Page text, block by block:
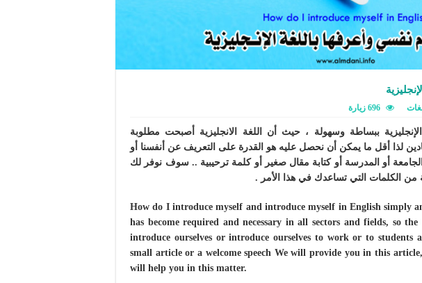
696 زيارة
ببساطة وسهولة ، حيث أن اللغة الانجليزية أصبحت مطلوبة
لذا أقل ما يمكن أن نحصل عليه هو القدرة على التعريف عن أنفسنا أو
أو المدرسة أو كتابة مقال صغير أو كلمة ترحيبية .. سوف نوفر لك
من الكلمات التي تساعدك في هذا الأمر .
How do I introduce myself and introduce myself in English simply
has become required and necessary in all sectors and fields, so
introduce ourselves or introduce ourselves to work or to
small article or a welcome speech We will provide you in this
will help you in this matter.